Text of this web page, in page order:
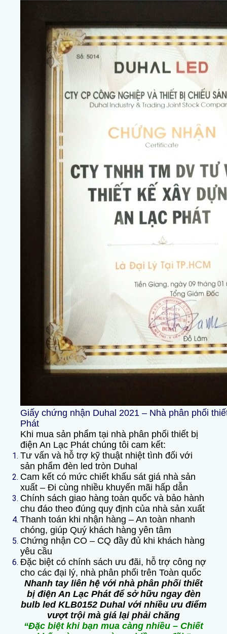
Giấy chứng nhận Duhal 2021 – Nhà phân phối
Phát
Khi mua sản phẩm tại nhà phân phối thiết bị
điện An Lạc Phát chúng tôi cam kết:
Tư vấn và hỗ trợ kỹ thuật nhiệt tình đối với
sản phẩm đèn led tròn Duhal
Cam kết có mức chiết khấu sát giá nhà sản
xuất – Đi cùng nhiều khuyến mãi hấp dẫn
Chính sách giao hàng toàn quốc và bảo hành
chu đáo theo đúng quy định của nhà sản xuất
Thanh toán khi nhận hàng – An toàn nhanh
chóng, giúp Quý khách hàng yên tâm
Chứng nhận CO – CQ đầy đủ khi khách hàng
yêu cầu
Đặc biệt có chính sách ưu đãi, hỗ trợ công nợ
cho các đại lý, nhà phân phối trên Toàn quốc
Nhanh tay liên hệ với nhà phân phối thiết
bị điện An Lạc Phát để sở hữu ngay đèn
bulb led KLB0152 Duhal với nhiều ưu điểm
vượt trội mà giá lại phải chăng
“Đặc biệt khi bạn mua càng nhiều – Chiết